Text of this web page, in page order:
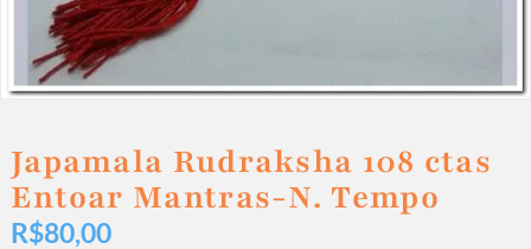
Japamala Rudraksha 108 ctas
Entoar Mantras-N. Tempo
R$80,00